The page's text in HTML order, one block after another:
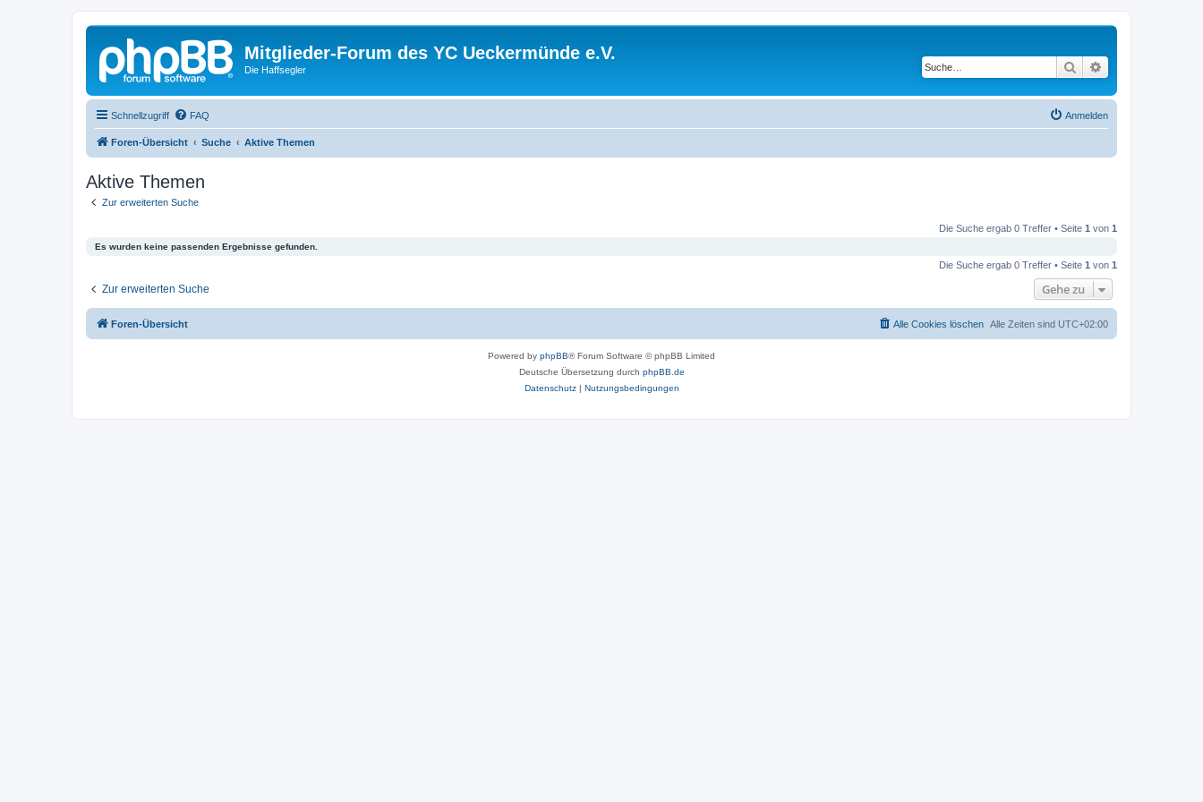
Mitglieder-Forum des YC Ueckermünde e.V.
Die Haffsegler Suche
Schnellzugriff FAQ Anmelden
Foren-Übersicht Suche Aktive Themen
Aktive Themen
Zur erweiterten Suche
Die Suche ergab 0 Treffer • Seite 1 von 1
Es wurden keine passenden Ergebnisse gefunden.
Die Suche ergab 0 Treffer • Seite 1 von 1
Zur erweiterten Suche Gehe zu
Foren-Übersicht Alle Zeiten sind UTC+02:00
Alle Cookies löschen
Powered by phpBB® Forum Software © phpBB Limited
Deutsche Übersetzung durch phpBB.de
Datenschutz| Nutzungsbedingungen